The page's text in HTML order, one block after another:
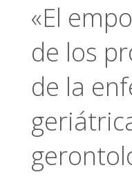
«El
de los
de la